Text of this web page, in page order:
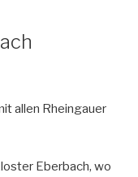
allen Rheingauer
Eberbach, wo